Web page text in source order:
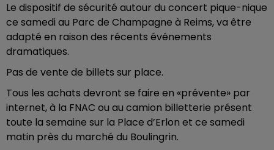
Le dispositif de sécurité autour du concert pique-nique
ce samedi au Parc de Champagne à Reims, va être
adapté en raison des récents événements
dramatiques.
Pas de vente de billets sur place.
Tous les achats devront se faire en «prévente» par
internet, à la FNAC ou au camion billetterie présent
toute la semaine sur la Place d’Erlon et ce samedi
matin près du marché du Boulingrin.